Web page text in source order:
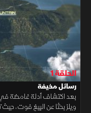
الحلقة 1
رسائل مخيفة
بعد اكتشاف أدلة غامضة في
ويلز بحثا عن البيغ فوت،